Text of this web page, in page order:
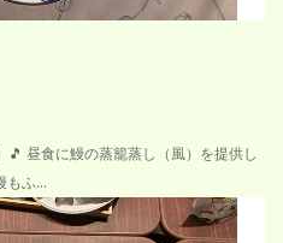
昼食に鰻の蒸籠蒸し（風）を提供し
もふ...